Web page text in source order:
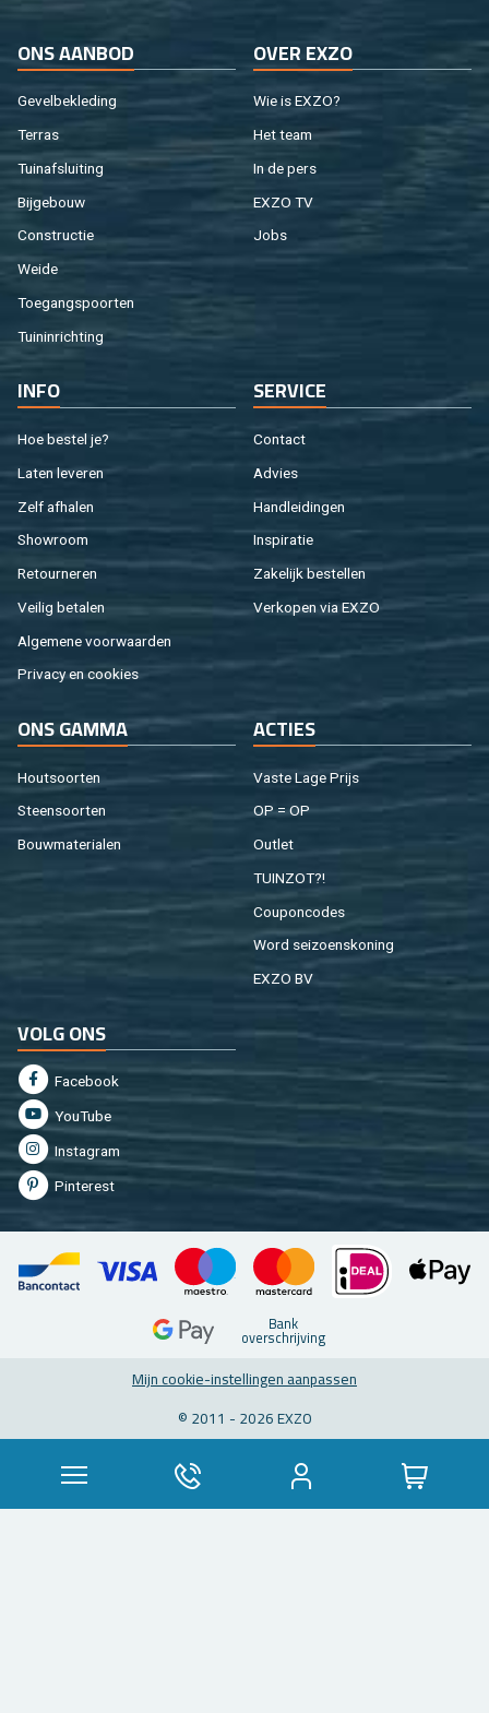
ONS AAN­BOD
Ge­vel­be­kle­ding
Ter­ras
Tuin­af­slui­ting
Bij­ge­bouw
Con­struc­tie
Weide
Toe­gangs­poor­ten
Tuin­in­rich­ting
OVER EXZO
Wie is EXZO?
Het team
In de pers
EXZO TV
Jobs
INFO
Hoe be­stel je?
Laten le­ve­ren
Zelf af­ha­len
Show­room
Re­tour­ne­ren
Vei­lig be­ta­len
Al­ge­me­ne voor­waar­den
Pri­va­cy en coo­kies
SER­VI­CE
Con­tact
Ad­vies
Hand­lei­din­gen
In­spi­ra­tie
Za­ke­lijk be­stel­len
Ver­ko­pen via EXZO
ONS GAMMA
Hout­soor­ten
Steen­soor­ten
Bouw­ma­te­ri­a­len
AC­TIES
Vaste Lage Prijs
OP = OP
Out­let
TUIN­ZOT?!
Cou­pon­co­des
Word sei­zoens­ko­ning
EXZO BV
VOLG ONS
Fa­cebook
You­Tu­be
In­st­agram
Pin­te­rest
Bank
over­schrij­ving
Mijn coo­kie-in­stel­lin­gen aan­pas­sen
© 2011 - 2026 EXZO